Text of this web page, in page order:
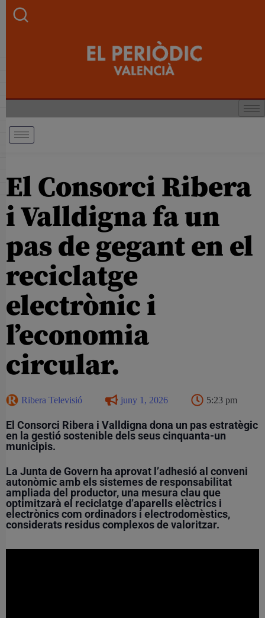
El Consorci Ribera
i Valldigna fa un
pas de gegant en el
reciclatge
electrònic i
l’economia
circular.
Ribera Televisió juny 1, 2026 5:23 pm
El Consorci Ribera i Valldigna dona un pas estratègic
en la gestió sostenible dels seus cinquanta-un
municipis.
La Junta de Govern ha aprovat l’adhesió al conveni
autonòmic amb els sistemes de responsabilitat
ampliada del productor, una mesura clau que
optimitzarà el reciclatge d’aparells elèctrics i
electrònics com ordinadors i electrodomèstics,
considerats residus complexos de valoritzar.